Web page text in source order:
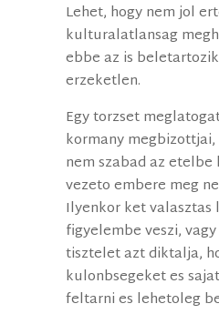
Lehet, hogy nem jol
kulturalatlansag
ebbe az is
erzeketlen.
Egy torzset
kormany megbizottjai,
nem szabad az
vezeto embere meg
Ilyenkor ket
figyelembe veszi,
tisztelet azt diktalja,
kulonbsegeket es
feltarni es lehetoleg